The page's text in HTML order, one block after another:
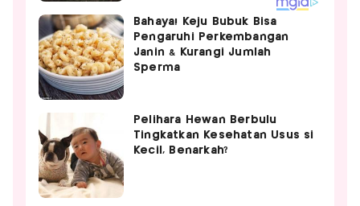
Bahaya! Keju Bubuk Bisa
Pengaruhi Perkembangan
Janin & Kurangi Jumlah
Sperma
Pelihara Hewan Berbulu
Tingkatkan Kesehatan Usus si
Kecil, Benarkah?